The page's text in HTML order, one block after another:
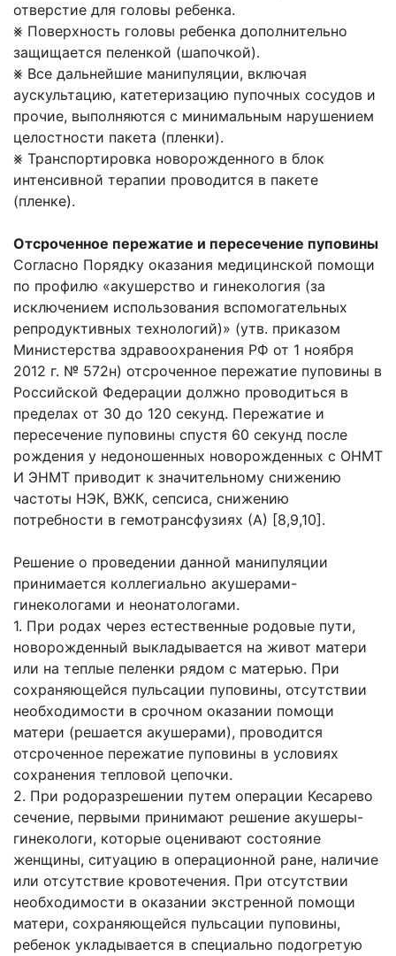
отверстие для головы ребенка.
⨳ Поверхность головы ребенка дополнительно
защищается пеленкой (шапочкой).
⨳ Все дальнейшие манипуляции, включая
аускультацию, катетеризацию пупочных сосудов и
прочие, выполняются с минимальным нарушением
целостности пакета (пленки).
⨳ Транспортировка новорожденного в блок
интенсивной терапии проводится в пакете
(пленке).
Отсроченное пережатие и пересечение пуповины
Согласно Порядку оказания медицинской помощи
по профилю «акушерство и гинекология (за
исключением использования вспомогательных
репродуктивных технологий)» (утв. приказом
Министерства здравоохранения РФ от 1 ноября
2012 г. № 572н) отсроченное пережатие пуповины в
Российской Федерации должно проводиться в
пределах от 30 до 120 секунд. Пережатие и
пересечение пуповины спустя 60 секунд после
рождения у недоношенных новорожденных с ОНМТ
И ЭНМТ приводит к значительному снижению
частоты НЭК, ВЖК, сепсиса, снижению
потребности в гемотрансфузиях (А) [8,9,10].
Решение о проведении данной манипуляции
принимается коллегиально акушерами-
гинекологами и неонатологами.
1. При родах через естественные родовые пути,
новорожденный выкладывается на живот матери
или на теплые пеленки рядом с матерью. При
сохраняющейся пульсации пуповины, отсутствии
необходимости в срочном оказании помощи
матери (решается акушерами), проводится
отсроченное пережатие пуповины в условиях
сохранения тепловой цепочки.
2. При родоразрешении путем операции Кесарево
сечение, первыми принимают решение акушеры-
гинекологи, которые оценивают состояние
женщины, ситуацию в операционной ране, наличие
или отсутствие кровотечения. При отсутствии
необходимости в оказании экстренной помощи
матери, сохраняющейся пульсации пуповины,
ребенок укладывается в специально подогретую